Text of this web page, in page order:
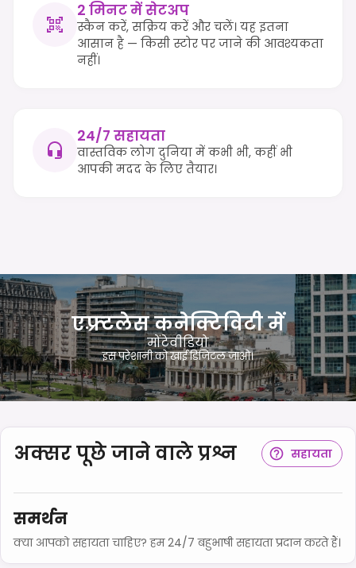
2 मिनट में सेटअप
स्कैन करें, सक्रिय करें और चलें। यह इतना
आसान है — किसी स्टोर पर जाने की आवश्यकता
नहीं।
24/7 सहायता
वास्तविक लोग दुनिया में कभी भी, कहीं भी
आपकी मदद के लिए तैयार।
एफ़्र्टलेस कनेक्टिविटी में
मोंटेवीडियो
इस परेशानी को खाई डिजिटल जाओ।
अक्सर पूछे जाने वाले प्रश्न सहायता
समर्थन
क्या आपको सहायता चाहिए? हम 24/7 बहुभाषी सहायता प्रदान करते हैं।